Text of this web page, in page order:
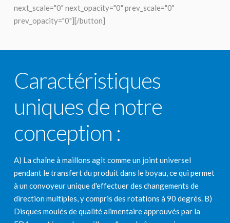
next_scale="0" next_opacity="0" prev_scale="0"
prev_opacity="0"][/button]
Caractéristiques
uniques de notre
conception :
A) La chaîne à maillons agit comme un joint universel
pendant le transfert du produit dans le boyau, ce qui permet
à un convoyeur unique d'effectuer des changements de
direction multiples, y compris des rotations à 90 degrés. B)
Disques moulés de qualité alimentaire approuvés par la